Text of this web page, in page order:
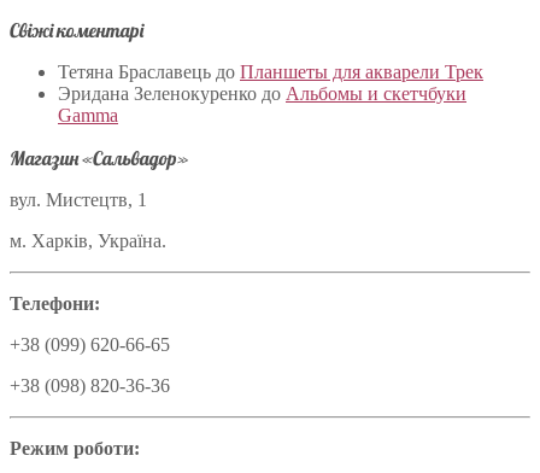
Свіжі коментарі
Тетяна Браславець до Планшеты для акварели Трек
Эридана Зеленокуренко до Альбомы и скетчбуки
Gamma
Магазин «Сальвадор»
вул. Мистецтв, 1
м. Харків, Україна.
Телефони:
+38 (099) 620-66-65
+38 (098) 820-36-36
Режим роботи: